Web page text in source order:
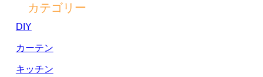
カテゴリー
DIY
カーテン
キッチン